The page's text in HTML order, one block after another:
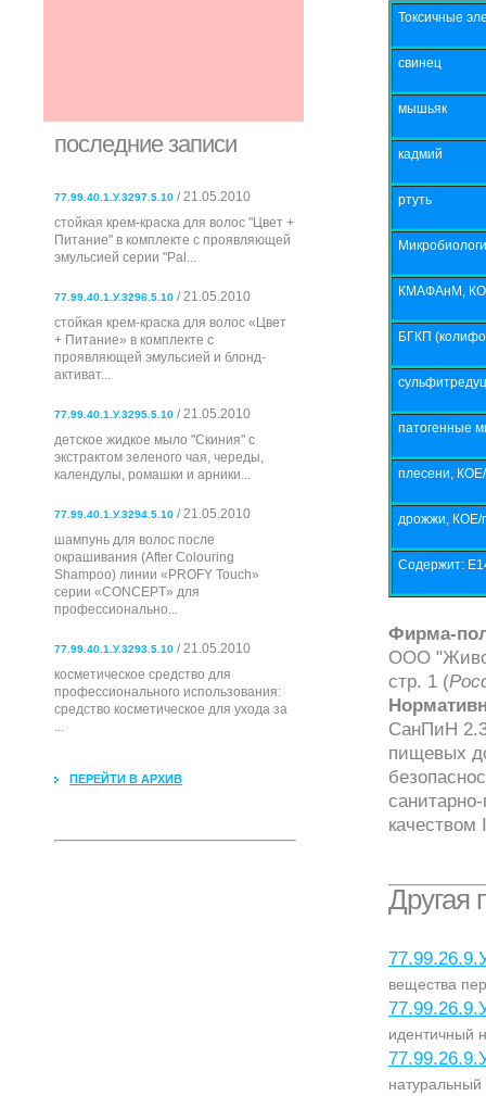
последние записи
77.99.40.1.У.3297.5.10 / 21.05.2010
стойкая крем-краска для волос "Цвет +
Питание" в комплекте с проявляющей
эмульсией серии "Pal...
77.99.40.1.У.3296.5.10 / 21.05.2010
стойкая крем-краска для волос «Цвет
+ Питание» в комплекте с
проявляющей эмульсией и блонд-
активат...
77.99.40.1.У.3295.5.10 / 21.05.2010
детское жидкое мыло "Скиния" с
экстрактом зеленого чая, череды,
календулы, ромашки и арники...
77.99.40.1.У.3294.5.10 / 21.05.2010
шампунь для волос после
окрашивания (After Colouring
Shampoo) линии «PROFY Touch»
серии «CONCEPT» для
профессионально...
77.99.40.1.У.3293.5.10 / 21.05.2010
косметическое средство для
профессионального использования:
cредство косметическое для ухода за
...
ПЕРЕЙТИ В АРХИВ
Токсичные
свинец
мышьяк
кадмий
ртуть
КМАФАнМ,
БГКП
патогенные
плесени,
дрожжи, КОЕ/
Содержит:
Фирма-
ООО
стр. 1 (
СанПиН
пищевых
качеством
Другая
вещества
идентичный